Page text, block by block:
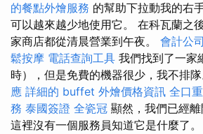
的餐點外燴服務 的幫助下拉動我的右
可以越來越少地使用它。 在科瓦蘭之
家商店都從清晨營業到午夜。 會計公司
鬆按摩 電話查詢工具 我們找到了一家
時），但是免費的機器很少，我不排隊
應 詳細的 buffet 外燴價格資訊 全口
務 泰國簽證 全瓷冠 顯然，我們已經離
這裡沒有一個服務員知道它是什麼了